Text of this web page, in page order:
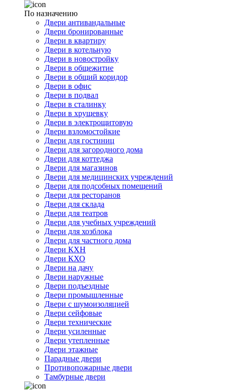
По назначению
Двери антивандальные
Двери бронированные
Двери в квартиру
Двери в котельную
Двери в новостройку
Двери в общежитие
Двери в общий коридор
Двери в офис
Двери в подвал
Двери в сталинку
Двери в хрущевку
Двери в электрощитовую
Двери взломостойкие
Двери для гостиниц
Двери для загородного дома
Двери для коттеджа
Двери для магазинов
Двери для медицинских учреждений
Двери для подсобных помещений
Двери для ресторанов
Двери для склада
Двери для театров
Двери для учебных учреждений
Двери для хозблока
Двери для частного дома
Двери КХН
Двери КХО
Двери на дачу
Двери наружные
Двери подъездные
Двери промышленные
Двери с шумоизоляцией
Двери сейфовые
Двери технические
Двери усиленные
Двери утепленные
Двери этажные
Парадные двери
Противопожарные двери
Тамбурные двери